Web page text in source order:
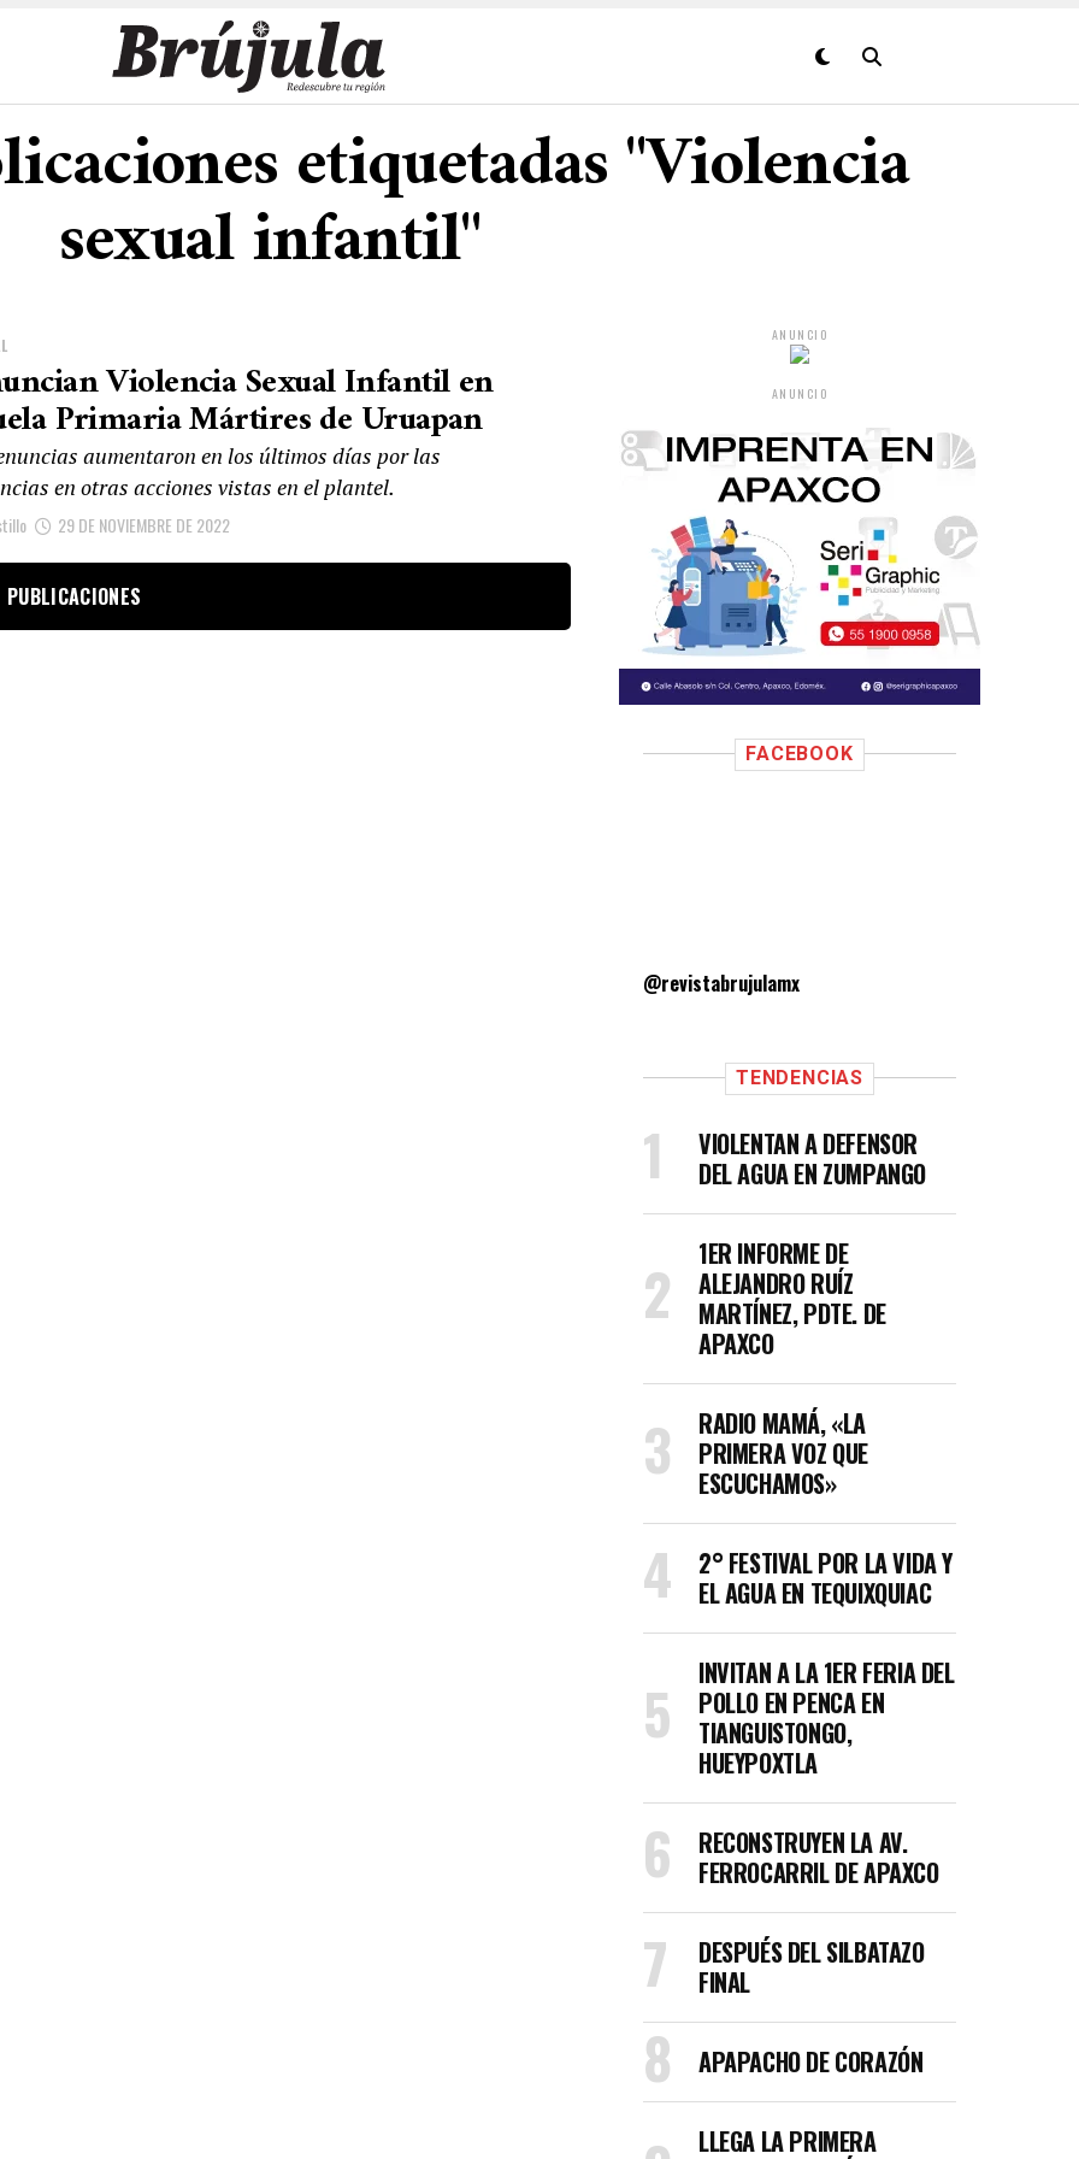
etiquetadas "Violencia
sexual infantil"
Violencia Sexual Infantil en
Primaria Mártires de Uruapan
aumentaron en los últimos días por las
en otras acciones vistas en el plantel.
29 DE NOVIEMBRE DE 2022
ANUNCIO
ANUNCIO
FACEBOOK
@revistabrujulamx
TENDENCIAS
VIOLENTAN A DEFENSOR
DEL AGUA EN ZUMPANGO
1ER INFORME DE
ALEJANDRO RUÍZ
MARTÍNEZ, PDTE. DE
APAXCO
RADIO MAMÁ, «LA
PRIMERA VOZ QUE
ESCUCHAMOS»
2° FESTIVAL POR LA VIDA Y
EL AGUA EN TEQUIXQUIAC
INVITAN A LA 1ER FERIA DEL
POLLO EN PENCA EN
TIANGUISTONGO,
HUEYPOXTLA
RECONSTRUYEN LA AV.
FERROCARRIL DE APAXCO
DESPUÉS DEL SILBATAZO
FINAL
APAPACHO DE CORAZÓN
LLEGA LA PRIMERA